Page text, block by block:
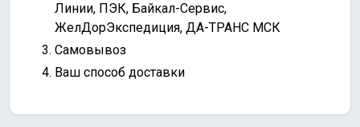
Линии, ПЭК, Байкал-Сервис,
ЖелДорЭкспедиция, ДА-ТРАНС МСК
Самовывоз
Ваш способ доставки